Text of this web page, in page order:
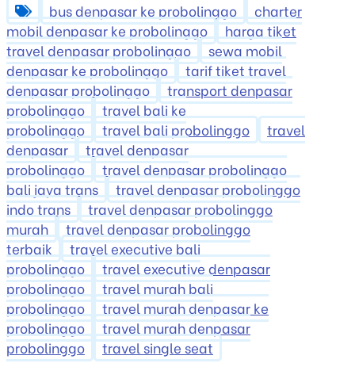
bus denpasar ke probolinggo
charter
mobil denpasar ke probolinggo
harga tiket
travel denpasar probolinggo
sewa mobil
denpasar ke probolinggo
tarif tiket travel
denpasar probolinggo
transport denpasar
probolinggo
travel bali ke
probolinggo
travel bali probolinggo
travel
denpasar
travel denpasar
probolinggo
travel denpasar probolinggo
bali jaya trans
travel denpasar probolinggo
indo trans
travel denpasar probolinggo
murah
travel denpasar probolinggo
terbaik
travel executive bali
probolinggo
travel executive denpasar
probolinggo
travel murah bali
probolinggo
travel murah denpasar ke
probolinggo
travel murah denpasar
probolinggo
travel single seat